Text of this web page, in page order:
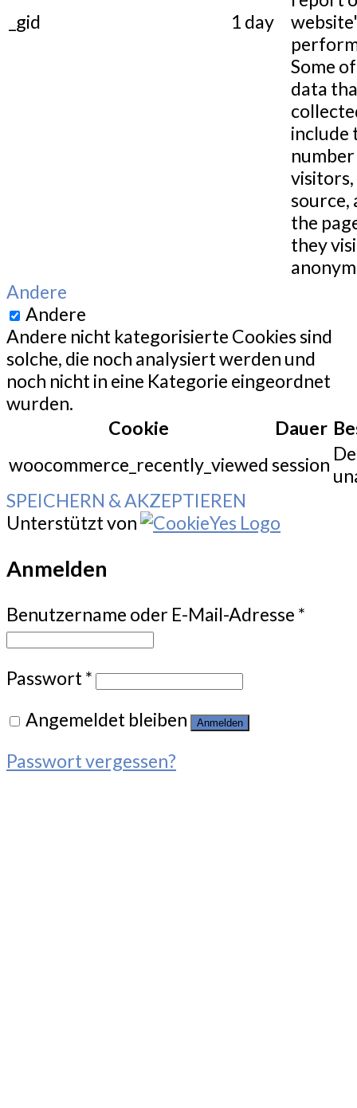
_gid 1 day
Some
data
include
source,
the
they
Andere
Andere
Andere nicht kategorisierte Cookies sind
solche, die noch analysiert werden und
noch nicht in eine Kategorie eingeordnet
wurden.
Cookie
Dauer
woocommerce_recently_viewed session
SPEICHERN & AKZEPTIEREN
Unterstützt von
Anmelden
Benutzername oder E-Mail-Adresse *
Passwort*
Angemeldet bleiben
Anmelden
Passwort vergessen?